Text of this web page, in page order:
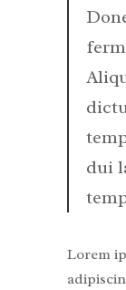
dui
Lorem